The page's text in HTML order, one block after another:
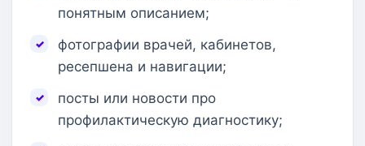
понятным описанием;
фотографии врачей, кабинетов,
ресепшена и навигации;
посты или новости про
профилактическую диагностику;